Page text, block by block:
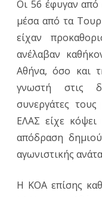
Οι 56 έφυγαν από
μέσα από τα
είχαν
ανέλαβαν
Αθήνα, όσο και
γνωστή στις
συνεργάτες
ΕΛΑΣ είχε
απόδραση
αγωνιστικής
Η ΚΟΑ επίσης